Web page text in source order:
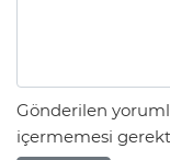
Gönderilen
içermemesi